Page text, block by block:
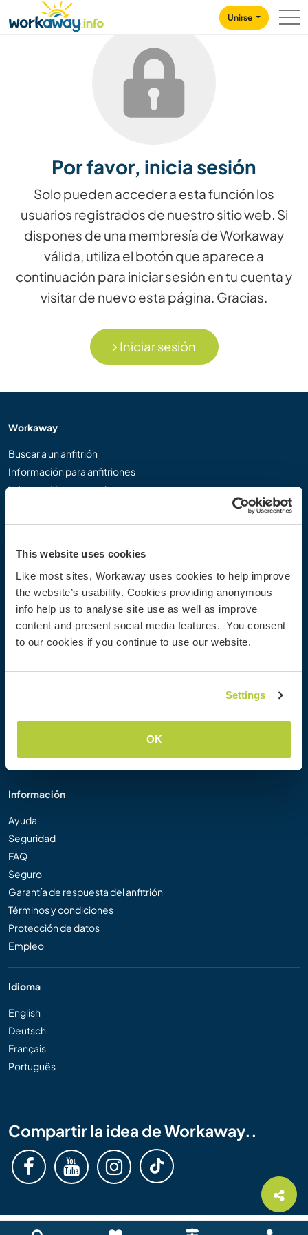
This website uses cookies
Like most sites, Workaway uses cookies to help improve
the website’s usability. Cookies providing anonymous
info help us to analyse site use as well as improve
content and present social media features. You consent
to our cookies if you continue to use our website.
Settings
OK
CONTENT
MAIN NAVIGATION
Unirse
Por favor, inicia sesión
Solo pueden acceder a esta función los
usuarios registrados de nuestro sitio web. Si
dispones de una membresía de Workaway
válida, utiliza el botón que aparece a
continuación para iniciar sesión en tu cuenta y
visitar de nuevo esta página. Gracias.
Iniciar sesión
Workaway
Buscar a un anfitrión
Información para anfitriones
Información para workawayers
Registrarse como anfitrión
Descuentos y Socios
Workaway Blog
Galería de fotos
Información
Ayuda
Seguridad
FAQ
Seguro
Garantía de respuesta del anfitrión
Términos y condiciones
Protección de datos
Empleo
Idioma
English
Deutsch
Français
Português
Compartir la idea de Workaway..